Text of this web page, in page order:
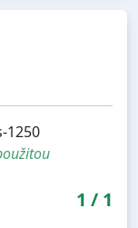
1250
1 / 1